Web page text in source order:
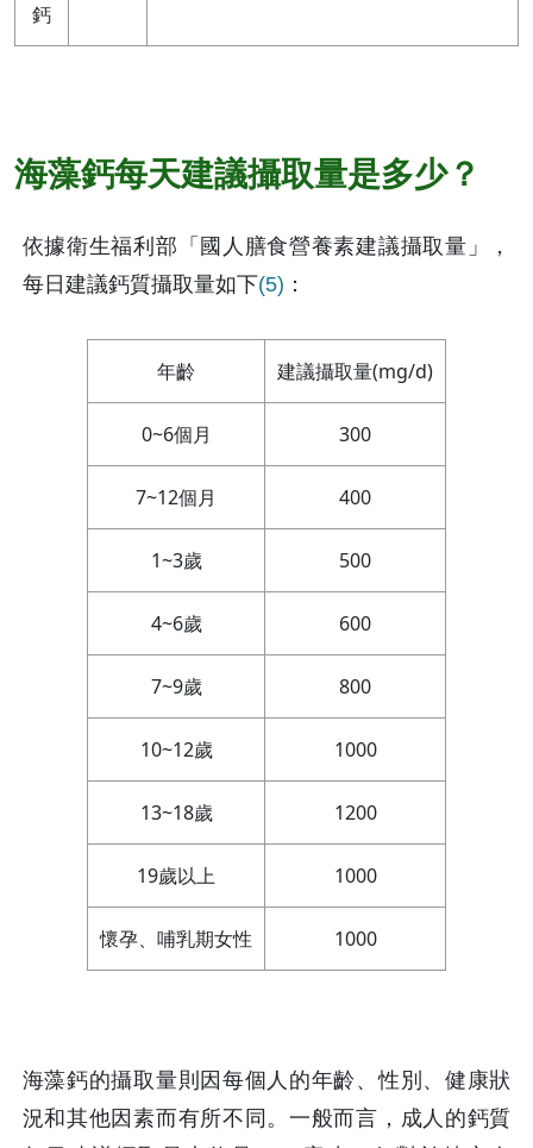
鈣
海藻鈣每天建議攝取量是多少？
依據衛生福利部「國人膳食營養素建議攝取量」，
每日建議鈣質攝取量如下(5) ：
年齡 建議攝取量(mg/d)
0~6個月 300
7~12個月 400
1~3歲 500
4~6歲 600
7~9歲 800
10~12歲 1000
13~18歲 1200
19歲以上 1000
懷孕、哺乳期女性 1000
海藻鈣的攝取量則因每個人的年齡、性別、健康狀
況和其他因素而有所不同。一般而言，成人的鈣質